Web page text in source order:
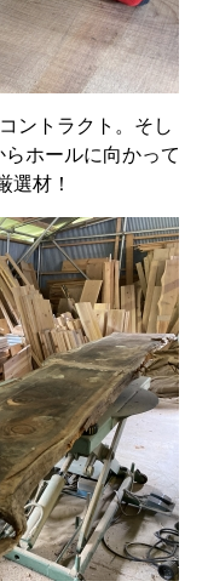
ントラクト。そし
ホールに向かって
選材！